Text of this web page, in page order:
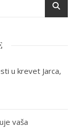
u krevet Jarca,
vaša